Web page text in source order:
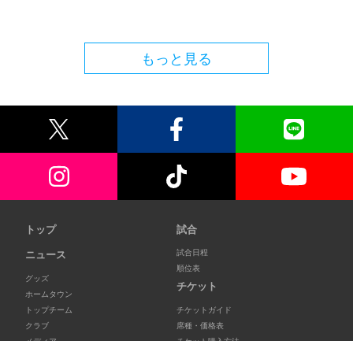
もっと見る
トップ
ニュース
グッズ
ホームタウン
トップチーム
クラブ
試合
試合日程
順位表
チケット
チケットガイド
席種・価格表